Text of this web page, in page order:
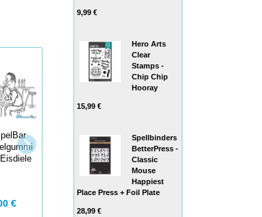
€
StempelBar
Ich habe
meinem
Psychiater…
StempelBar
Stempelgummi
Ich leide nicht…
9,99 €
Hero Arts
Clear
Stamps -
Chip Chip
Hooray
15,99 €
Spellbinders
BetterPress -
Classic
Mouse
Happiest
Place Press + Foil Plate
28,99 €